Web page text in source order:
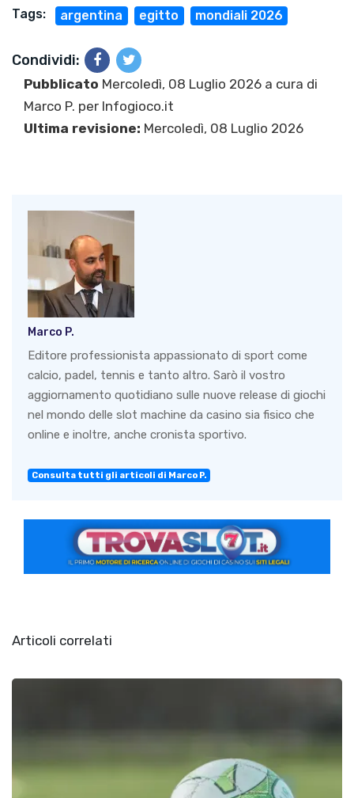
Tags: argentina egitto mondiali 2026
Condividi:
Pubblicato Mercoledì, 08 Luglio 2026 a cura di
Marco P. per Infogioco.it
Ultima revisione: Mercoledì, 08 Luglio 2026
Marco P.
Editore professionista appassionato di sport come
calcio, padel, tennis e tanto altro. Sarò il vostro
aggiornamento quotidiano sulle nuove release di giochi
nel mondo delle slot machine da casino sia fisico che
online e inoltre, anche cronista sportivo.
Consulta tutti gli articoli di Marco P.
Articoli correlati